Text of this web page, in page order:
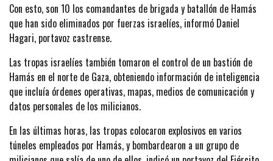
Con esto, son 10 los comandantes de brigada y batallón de Hamás
que han sido eliminados por fuerzas israelíes, informó Daniel
Hagari, portavoz castrense.
Las tropas israelíes también tomaron el control de un bastión de
Hamás en el norte de Gaza, obteniendo información de inteligencia
que incluía órdenes operativas, mapas, medios de comunicación y
datos personales de los milicianos.
En las últimas horas, las tropas colocaron explosivos en varios
túneles empleados por Hamás, y bombardearon a un grupo de